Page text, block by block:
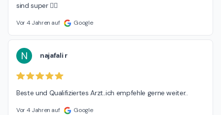
sind super 👍🏻
Vor 4 Jahren auf Google
N najafali r
Beste und Qualifiziertes Arzt..ich empfehle gerne weiter..
Vor 4 Jahren auf Google